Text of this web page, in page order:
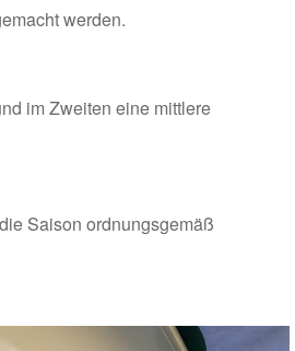
werden.
im Zweiten eine mittlere
Saison ordnungsgemäß